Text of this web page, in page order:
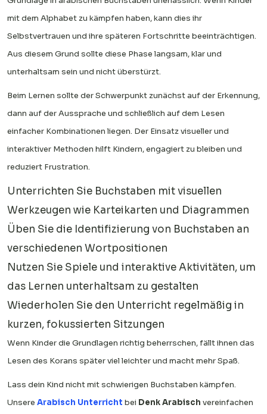
mit dem Alphabet zu kämpfen haben, kann dies ihr
Selbstvertrauen und ihre späteren Fortschritte beeinträchtigen.
Aus diesem Grund sollte diese Phase langsam, klar und
unterhaltsam sein und nicht überstürzt.
Beim Lernen sollte der Schwerpunkt zunächst auf der Erkennung,
dann auf der Aussprache und schließlich auf dem Lesen
einfacher Kombinationen liegen. Der Einsatz visueller und
interaktiver Methoden hilft Kindern, engagiert zu bleiben und
reduziert Frustration.
Unterrichten Sie Buchstaben mit visuellen
Werkzeugen wie Karteikarten und Diagrammen
Üben Sie die Identifizierung von Buchstaben an
verschiedenen Wortpositionen
Nutzen Sie Spiele und interaktive Aktivitäten, um
das Lernen unterhaltsam zu gestalten
Wiederholen Sie den Unterricht regelmäßig in
kurzen, fokussierten Sitzungen
Wenn Kinder die Grundlagen richtig beherrschen, fällt ihnen das
Lesen des Korans später viel leichter und macht mehr Spaß.
Lass dein Kind nicht mit schwierigen Buchstaben kämpfen.
Unsere Arabisch Unterricht bei Denk Arabisch vereinfachen